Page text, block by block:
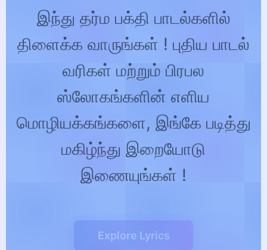
இந்து தர்ம பக்தி பாடல்களில்
திளைக்க வாருங்கள் ! புதிய பாடல்
வரிகள் மற்றும் பிரபல
ஸ்லோகங்களின் எளிய
மொழியக்கங்களை, இங்கே படித்து
மகிழ்ந்து இறையோடு
இணையுங்கள் !
Explore Lyrics